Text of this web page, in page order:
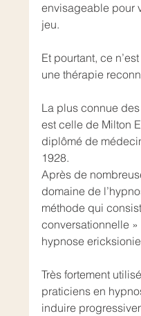
envisageable pour
jeu.
Et pourtant, ce
une thérapie
La plus connue
est celle de Milton
diplômé de
1928.
Après de
domaine de
méthode qui
conversationnelle
hypnose
Très fortement
praticiens en
induire